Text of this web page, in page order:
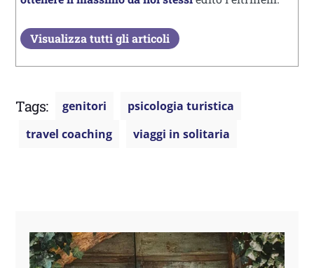
Visualizza tutti gli articoli
Tags: genitori
psicologia turistica
travel coaching
viaggi in solitaria